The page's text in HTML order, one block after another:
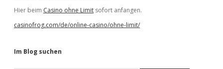
Hier beim Casino ohne Limit sofort anfangen.
casinofrog.com/de/online-casino/ohne-limit/
Im Blog suchen